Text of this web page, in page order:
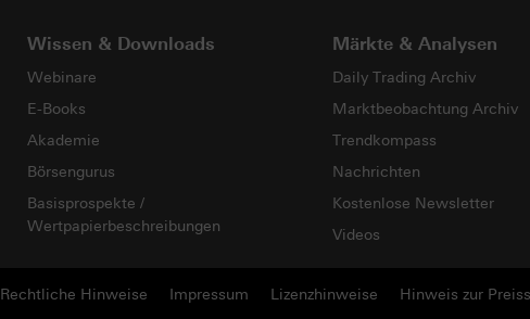
Wissen & Downloads
Webinare
E-Books
Akademie
Börsengurus
Basisprospekte /
Wertpapierbeschreibungen
Märkte & Analysen
Daily Trading Archiv
Marktbeobachtung Archiv
Trendkompass
Nachrichten
Kostenlose Newsletter
Videos
Rechtliche Hinweise Impressum Lizenzhinweise
Hinweis zur